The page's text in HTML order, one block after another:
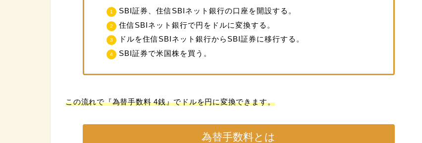
SBI証券、住信SBIネット銀行の口座を開設する。
住信SBIネット銀行で円をドルに変換する。
ドルを住信SBIネット銀行からSBI証券に移行する。
SBI証券で米国株を買う。
この流れで『為替手数料 4銭』でドルを円に変換できます。
為替手数料とは